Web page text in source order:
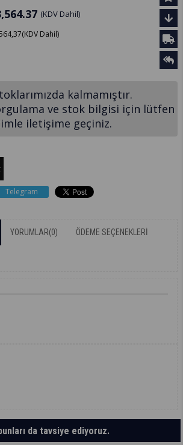
(KDV Dahil)
(KDV Dahil)
kalmamıştır.
ve stok bilgisi için lütfen
iletişime geçiniz.
Telegram
YORUMLAR(0) ÖDEME SEÇENEKLERI
da tavsiye ediyoruz.